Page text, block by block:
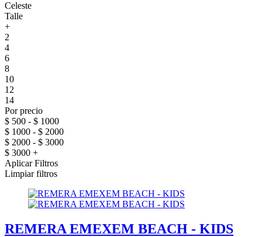
Celeste
Talle
+
2
4
6
8
10
12
14
Por precio
$ 500 - $ 1000
$ 1000 - $ 2000
$ 2000 - $ 3000
$ 3000 +
Aplicar Filtros
Limpiar filtros
REMERA EMEXEM BEACH - KIDS